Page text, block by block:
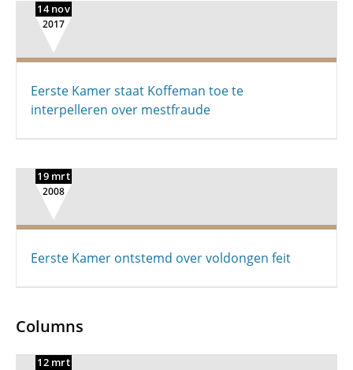
14 nov
2017
Eerste Kamer staat Koffeman toe te
interpelleren over mestfraude
19 mrt
2008
Eerste Kamer ontstemd over voldongen feit
Columns
12 mrt